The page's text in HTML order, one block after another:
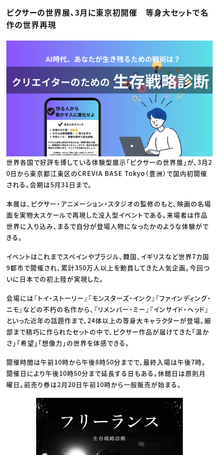
編集・ライティング
マーケティング
ディレクション
業界解説・キャリア事情
お役立ち基礎知識
Webクリエイター
アプリクリエイター
ゲームクリエイター
映像クリエイター
マーケッター
C＆R Magazine
セミナー
映像
広告
出版
CREATIVE VILLAGEからのお知らせ
プロフェッショナル×つながる×メディア
ピクサーの世界展、3月に東京初開催 等身大セットで名
作の世界再現
世界各国で好評を博している体験型展示「ピクサーの世界展」が、3月2
0日から東京都江東区のCREVIA BASE Tokyo（豊洲）で国内初開催
される。会期は5月31日まで。
本展は、ピクサー・アニメーション・スタジオの監修のもと、映画の名場
面を実物大スケールで再現した没入型イベントである。来場者は作品
世界に入り込み、まるで自分が登場人物になったかのような体験がで
きる。
イベントはこれまでスペインやブラジル、韓国、イギリスなど世界7カ国
9都市で開催され、累計350万人以上を動員してきた人気企画。今回つ
いに日本での初上陸が実現した。
会場には『トイ・ストーリー』『モンスターズ・インク』『ファインディング・
ニモ』などの不朽の名作から、『リメンバー・ミー』『インサイド・ヘッド』
といった近年の話題作まで、24体以上の等身大キャラクターが登場。細
部まで精巧に作られたセットの中で、ピクサー作品が届けてきた「温か
さ」「希望」「想像力」の世界を体感できる。
開催時間は午前10時から午後8時50分までで、最終入場は午後7時。
開催日により午後10時50分まで延長する日もある。休館日は原則月
曜日。前売り券は2月20日午前10時から一般販売が始まる。